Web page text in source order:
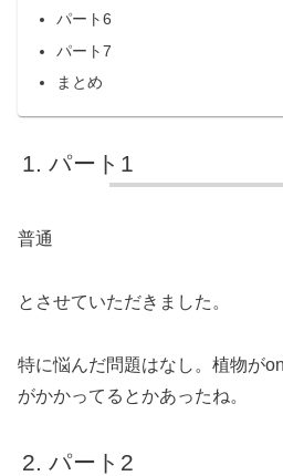
パート6
パート7
まとめ
パート1
普通
とさせていただきました。
特に悩んだ問題はなし。植物が
がかかってるとかあったね。
パート2